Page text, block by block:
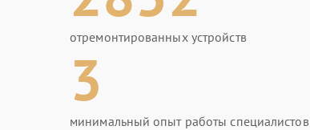
отремонтированных устройств
3
минимальный опыт работы специалистов